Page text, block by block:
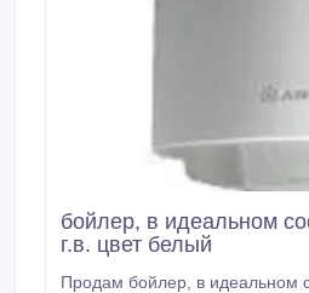
бойлер, в идеальном
г.в. цвет белый
Продам бойлер, в идеальном состоянии, 2009 г.в.